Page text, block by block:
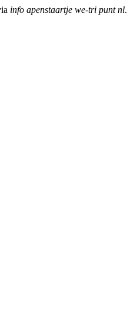
info apenstaartje we-tri punt nl.